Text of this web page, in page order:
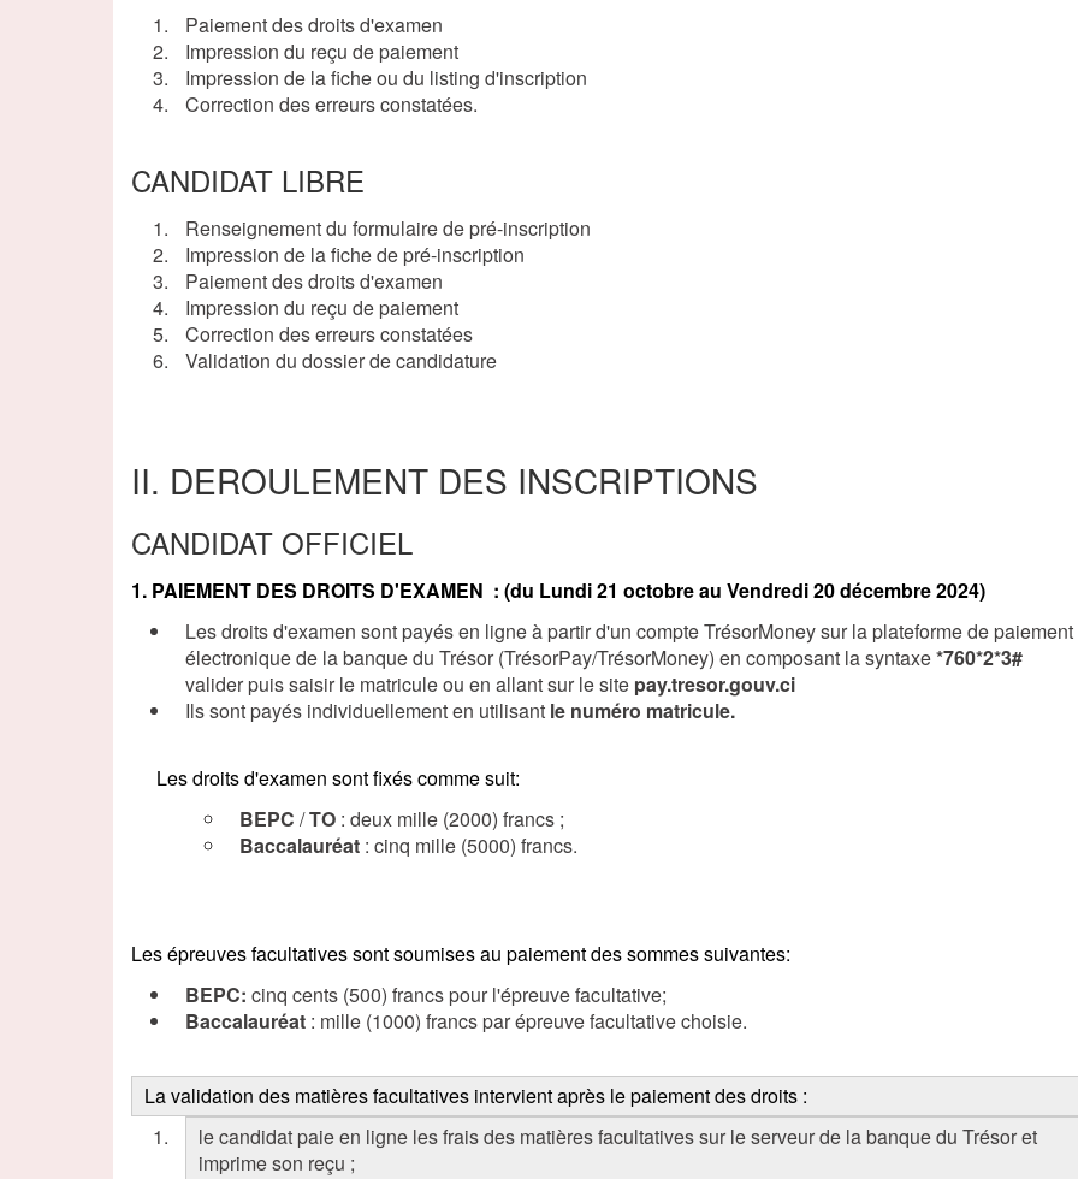
Paiement des droits d'examen
Impression du reçu de paiement
Impression de la fiche ou du listing d'inscription
Correction des erreurs constatées.
CANDIDAT LIBRE
Renseignement du formulaire de pré-inscription
Impression de la fiche de pré-inscription
Paiement des droits d'examen
Impression du reçu de paiement
Correction des erreurs constatées
Validation du dossier de candidature
II. DEROULEMENT DES INSCRIPTIONS
CANDIDAT OFFICIEL
1. PAIEMENT DES DROITS D'EXAMEN : (du Lundi 21 octobre au Vendredi 20 décembre 2024)
Les droits d'examen sont payés en ligne à partir d'un compte TrésorMoney sur la plateforme de paiement
électronique de la banque du Trésor (TrésorPay/TrésorMoney) en composant la syntaxe*760*2*3#
valider puis saisir le matricule ou en allant sur le site pay.tresor.gouv.ci
Ils sont payés individuellement en utilisant le numéro matricule.
Les droits d'examen sont fixés comme suit:
BEPC/TO : deux mille (2000) francs ;
Baccalauréat : cinq mille (5000) francs.
Les épreuves facultatives sont soumises au paiement des sommes suivantes:
BEPC:cinq cents (500) francs pour l'épreuve facultative;
Baccalauréat : mille (1000) francs par épreuve facultative choisie.
La validation des matières facultatives intervient après le paiement des droits :
le candidat paie en ligne les frais des matières facultatives sur le serveur de la banque du Trésor et
imprime son reçu ;